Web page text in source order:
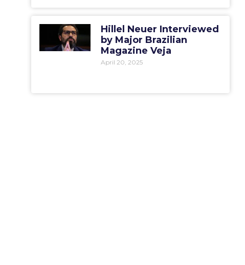
Hillel Neuer Interviewed
by Major Brazilian
Magazine Veja
April 20, 2025